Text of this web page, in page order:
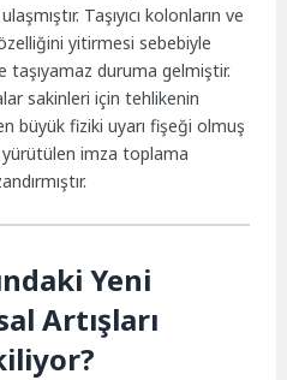
Taşıyıcı kolonların ve
yitirmesi sebebiyle
taşıyamaz duruma gelmiştir.
sakinleri için tehlikenin
büyük fiziki uyarı fişeği olmuş
imza toplama
Yeni
Artışları